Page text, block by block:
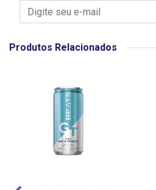
Produtos Relacionados